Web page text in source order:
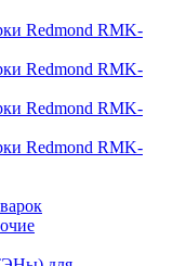
Redmond RMK-
Redmond RMK-
Redmond RMK-
Redmond RMK-